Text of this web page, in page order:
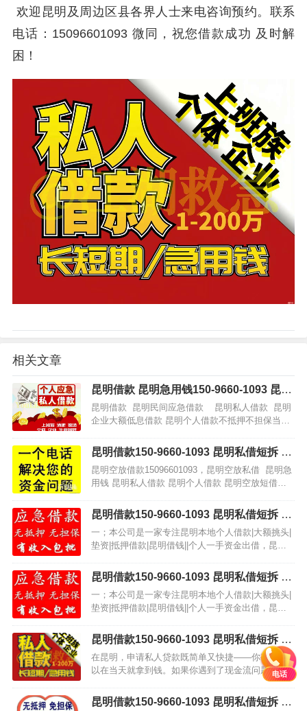
欢迎昆明及周边区县各界人士来电咨询预约。联系
电话：15096601093 微同，祝您借款成功 及时解
困！
相关文章
昆明借款 昆明急用钱150-9660-1093 昆明
空放借款 昆明私人借款 昆明个人借款 昆
明短拆私借 无抵押不担保借款
昆明借款 昆明民间应急借款 昆明私人借款 昆明
企业大额低息借款 昆明个人借款不抵押不担保当天
的个人借款，为…
昆明借款150-9660-1093 昆明私借短拆 昆
明民间应急借款 昆明企业贷 昆明私人借款
昆明无抵押借款 昆明企业大额低息借款 昆
昆明空放借款15096601093，昆明空放私借 昆明急
用钱 昆明私人借款 昆明个人借款 昆明空放短借个
力的，当面打签条，当面下款，借钱可以不看…
昆明借款150-9660-1093 昆明私借短拆 昆
明民间应急借款 昆明企业贷 昆明附近快速
借钱 昆明私人借款 昆明无抵押借款 昆明
担保当天下款
一；本公司是一家专注昆明本地个人借款|大额挑头|
垫资|抵押借款|昆明借钱||个人一手资金出借，昆明
昆明短期周转，个人出借 昆明借款 昆明紧急借…
昆明借款150-9660-1093 昆明私借短拆 昆
明民间应急借款 昆明企业贷 昆明附近快速
借钱 昆明私人借款 昆明无抵押借款 昆明
担保当天下款
一；本公司是一家专注昆明本地个人借款|大额挑头|
垫资|抵押借款|昆明借钱||个人一手资金出借，昆明
昆明短期周转，个人出借 昆明借款 昆明紧急借…
昆明借款150-9660-1093 昆明私借短拆 昆
明民间应急借款 昆明企业贷 昆明附近快速
借钱 昆明私人借款 昆明无抵押借款 昆明
企业大额低息借款 昆明个人借款不抵押不
担保当天下款
在昆明，申请私人贷款既简单又快捷——你甚至可
以在当天就拿到钱。如果你遇到了现金流问题，就
没必要麻烦亲朋好友借钱了；这种请求往往会被拒
绝，而且你可能也得不到所需的资金。 诚信金融能
昆明借款150-9660-1093 昆明私借短拆 昆
电话